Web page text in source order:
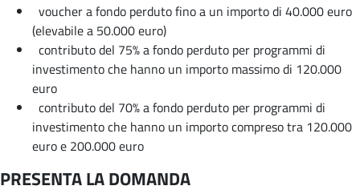
voucher a fondo perduto fino a un importo di 40.000 euro
(elevabile a 50.000 euro)
contributo del 75% a fondo perduto per programmi di
investimento che hanno un importo massimo di 120.000
euro
contributo del 70% a fondo perduto per programmi di
investimento che hanno un importo compreso tra 120.000
euro e 200.000 euro
PRESENTA LA DOMANDA